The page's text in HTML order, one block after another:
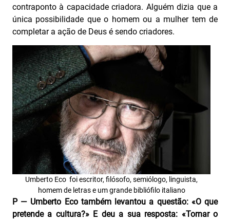
contraponto à capacidade criadora. Alguém dizia que a
única possibilidade que o homem ou a mulher tem de
completar a ação de Deus é sendo criadores.
Umberto Eco foi escritor, filósofo, semiólogo, linguista,
homem de letras e um grande bibliófilo italiano
P — Umberto Eco também levantou a questão: «O que
pretende a cultura?» E deu a sua resposta: «Tornar o